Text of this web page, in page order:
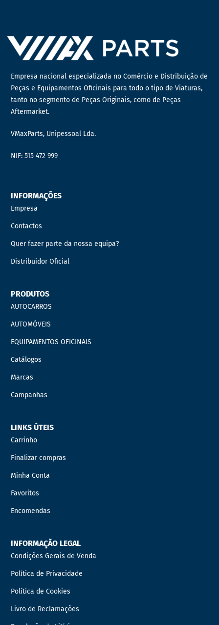
Empresa nacional especializada no Comércio e Distribuição de
Peças e Equipamentos Oficinais para todo o tipo de Viaturas,
tanto no segmento de Peças Originais, como de Peças
Aftermarket.
VMaxParts, Unipessoal Lda.
NIF: 515 472 999
INFORMAÇÕES
Empresa
Contactos
Quer fazer parte da nossa equipa?
Distribuidor Oficial
PRODUTOS
AUTOCARROS
AUTOMÓVEIS
EQUIPAMENTOS OFICINAIS
Catálogos
Marcas
Campanhas
LINKS ÚTEIS
Carrinho
Finalizar compras
Minha Conta
Favoritos
Encomendas
INFORMAÇÃO LEGAL
Condições Gerais de Venda
Política de Privacidade
Política de Cookies
Livro de Reclamações